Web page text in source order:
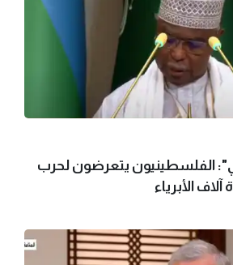
الفلسطينيون يتعرضون لحرب
الأبرياء